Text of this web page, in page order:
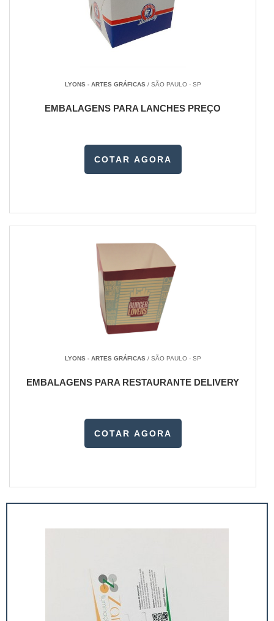
LYONS - ARTES GRÁFICAS/ SÃO PAULO - SP
EMBALAGENS PARA LANCHES PREÇO
COTAR AGORA
LYONS - ARTES GRÁFICAS/ SÃO PAULO - SP
EMBALAGENS PARA RESTAURANTE DELIVERY
COTAR AGORA